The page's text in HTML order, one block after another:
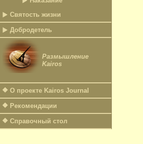
Святость жизни
Добродетель
Размышление
Kairos
О проекте Kairos Journal
Рекомендации
Справочный стол